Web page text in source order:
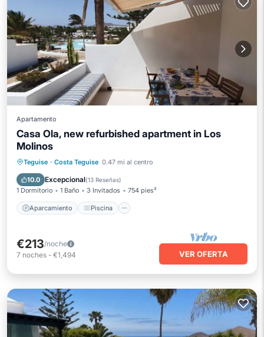
Apartamento
Casa Ola, new refurbished apartment in Los
Molinos
Teguise · Costa Teguise 0.47 mi al centro
10.0 Excepcional(13 Reseñas)
1 Dormitorio 1 Baño 3 Invitados 754 pies²
Aparcamiento Piscina
Aparcamiento Piscina
Balcón/Terraza
€213/noche
7 noches - €1,494 VER OFERTA